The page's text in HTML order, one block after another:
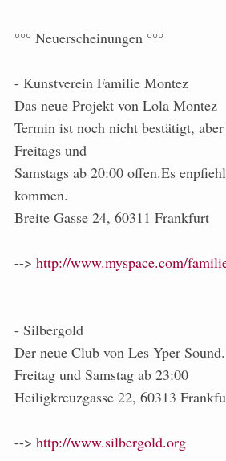
°°° Neuerscheinungen °°°
- Kunstverein Familie Montez
Das neue Projekt von Lola Montez
Termin ist noch nicht bestätigt,
Freitags und
Samstags ab 20:00 offen.Es
kommen.
Breite Gasse 24, 60311 Frankfurt
--> http://www.myspace.com/
- Silbergold
Der neue Club von Les Yper
Freitag und Samstag ab 23:00
Heiligkreuzgasse 22, 60313
--> http://www.silbergold.org